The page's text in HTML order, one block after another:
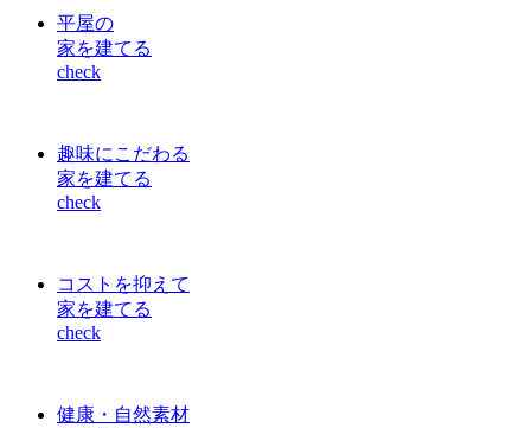
平屋の
家を建てる
check
趣味にこだわる
家を建てる
check
コストを抑えて
家を建てる
check
健康・自然素材